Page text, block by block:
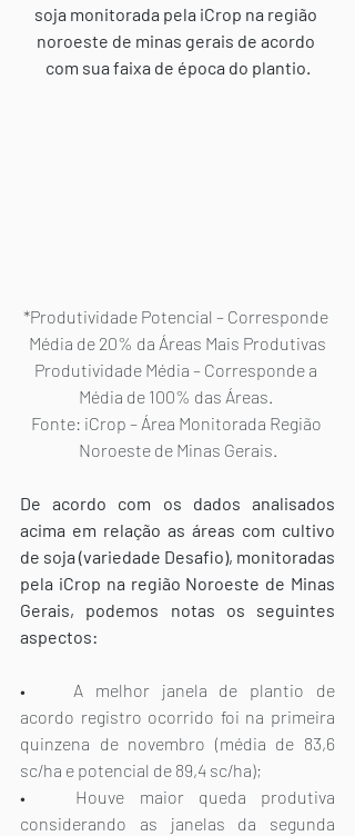
soja monitorada pela iCrop na região
noroeste de minas gerais de acordo
com sua faixa de época do plantio.
*Produtividade Potencial – Corresponde
Média de 20% da Áreas Mais Produtivas
Produtividade Média – Corresponde a
Média de 100% das Áreas.
Fonte: iCrop – Área Monitorada Região
Noroeste de Minas Gerais.
De acordo com os dados analisados
acima em relação as áreas com cultivo
de soja (variedade Desafio), monitoradas
pela iCrop na região Noroeste de Minas
Gerais, podemos notas os seguintes
aspectos:
•	A melhor janela de plantio de
acordo registro ocorrido foi na primeira
quinzena de novembro (média de 83,6
sc/ha e potencial de 89,4 sc/ha);
•	Houve maior queda produtiva
considerando as janelas da segunda